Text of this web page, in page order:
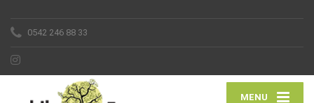
0542 246 88 33
MENU